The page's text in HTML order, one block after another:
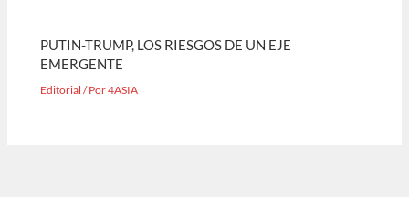
PUTIN-TRUMP, LOS RIESGOS DE UN EJE
EMERGENTE
Editorial / Por4ASIA